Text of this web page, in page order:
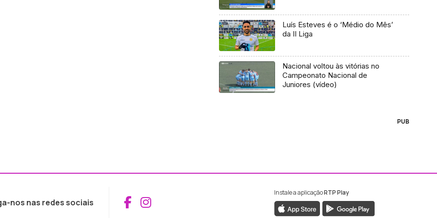
Luís Esteves é o ‘Médio do Mês’
da II Liga
Nacional voltou às vitórias no
Campeonato Nacional de
Juniores (vídeo)
PUB
nos nas redes sociais Aceder ao Facebook da RTP Madeira
Aceder ao Instagram da RTP Madeira
Instale a aplicaçãoRTP Play